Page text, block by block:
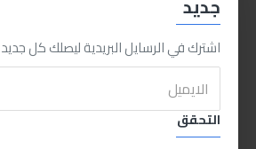
جديد
اشترك في الرسايل البريدية ليصلك كل جديد
التحقق
بوش مساحات سيارة 14بوصة
375.00LE
اضافة للسلة
375.00LE
PEOPLE ALSO BOUGHT